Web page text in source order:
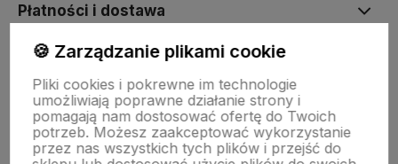
Płatności i dostawa
Kontakt
🍪 Zarządzanie plikami cookie
Pliki cookies i pokrewne im technologie
umożliwiają poprawne działanie strony i
pomagają nam dostosować ofertę do Twoich
potrzeb. Możesz zaakceptować wykorzystanie
przez nas wszystkich tych plików i przejść do